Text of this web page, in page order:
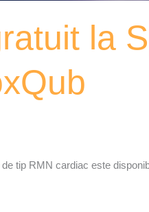
la
tip RMN cardiac este